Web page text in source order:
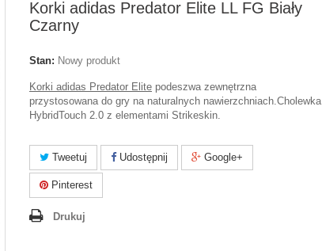
Korki adidas Predator Elite LL FG Biały
Czarny
Stan: Nowy produkt
Korki adidas Predator Elite podeszwa zewnętrzna
przystosowana do gry na naturalnych nawierzchniach.Cholewka
HybridTouch 2.0 z elementami Strikeskin.
Tweetuj Udostępnij Google+
Pinterest
Drukuj